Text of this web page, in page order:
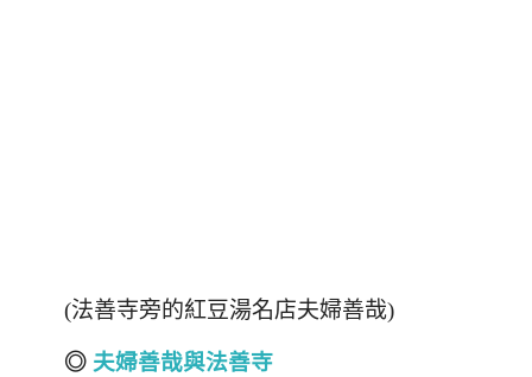
(法善寺旁的紅豆湯名店夫婦善哉)
◎ 夫婦善哉與法善寺